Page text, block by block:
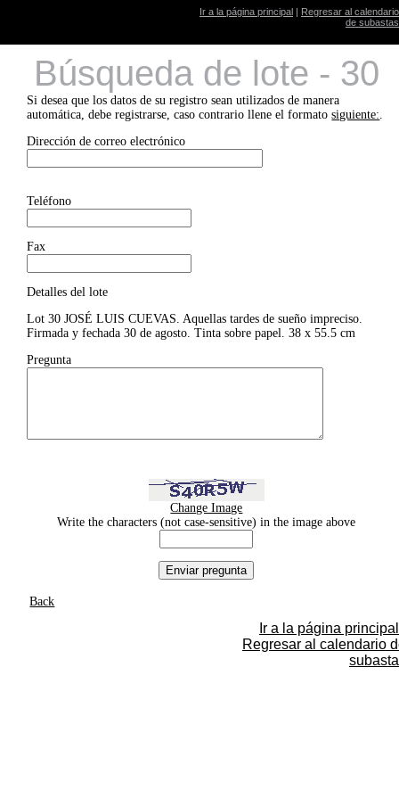
Ir a la página principal | Regresar al calendario
de subastas
Búsqueda de lote - 30
Si desea que los datos de su registro sean utilizados de manera
automática, debe registrarse, caso contrario llene el formatosiguiente:.
Dirección de correo electrónico
Teléfono
Fax
Detalles del lote
Lot 30 JOSÉ LUIS CUEVAS. Aquellas tardes de sueño impreciso.
Firmada y fechada 30 de agosto. Tinta sobre papel. 38 x 55.5 cm
Pregunta
Change Image
Write the characters (not case-sensitive) in the image above
Back
Ir a la página principal
Regresar al calendario